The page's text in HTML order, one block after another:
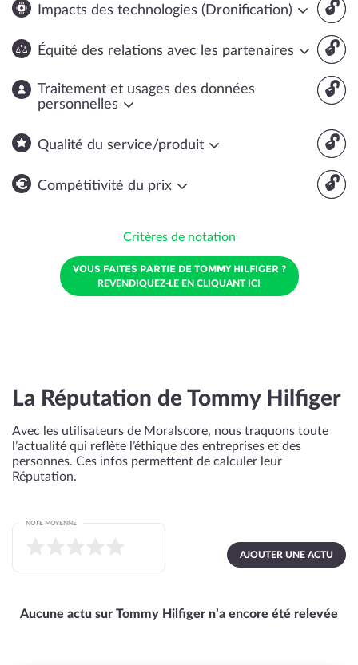
🔓
Impacts des technologies (Dronification)
🔓
Équité des relations avec les partenaires
🔓
Traitement et usages des données
personnelles
🔓
Qualité du service/produit
🔓
Compétitivité du prix
Critères de notation
VOUS FAITES PARTIE DE TOMMY HILFIGER ?
REVENDIQUEZ-LE EN CLIQUANT ICI
La Réputation de Tommy Hilfiger
Avec les utilisateurs de Moralscore, nous traquons toute
l’actualité qui reflète l’éthique des entreprises et des
personnes. Ces infos permettent de calculer leur
Réputation.
AJOUTER UNE ACTU
NOTE MOYENNE
Aucune actu sur Tommy Hilfiger n’a encore été relevée